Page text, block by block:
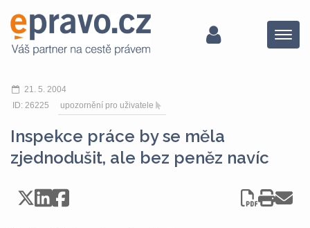
Menu
21. 5. 2004
ID: 26225
upozornění pro uživatele
Inspekce práce by se měla
zjednodušit, ale bez peněz navíc